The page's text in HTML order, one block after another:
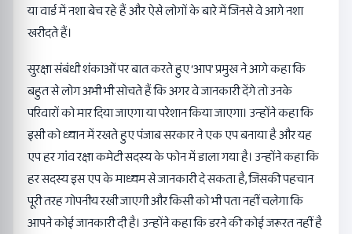
या वार्ड में नशा बेच रहे हैं और ऐसे लोगों के बारे में जिनसे वे आगे नशा
खरीदते हैं।
सुरक्षा संबंधी शंकाओं पर बात करते हुए ‘आप’ प्रमुख ने आगे कहा कि
बहुत से लोग अभी भी सोचते हैं कि अगर वे जानकारी देंगे तो उनके
परिवारों को मार दिया जाएगा या परेशान किया जाएगा। उन्होंने कहा कि
इसी को ध्यान में रखते हुए पंजाब सरकार ने एक एप बनाया है और यह
एप हर गांव रक्षा कमेटी सदस्य के फोन में डाला गया है। उन्होंने कहा कि
हर सदस्य इस एप के माध्यम से जानकारी दे सकता है, जिसकी पहचान
पूरी तरह गोपनीय रखी जाएगी और किसी को भी पता नहीं चलेगा कि
आपने कोई जानकारी दी है। उन्होंने कहा कि डरने की कोई जरूरत नहीं है